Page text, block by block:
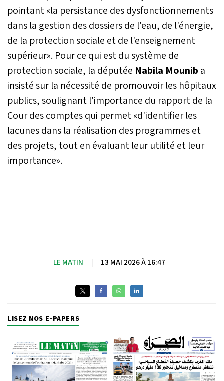
pointant «la persistance des dysfonctionnements
dans la gestion des dossiers de l'eau, de l'énergie,
de la protection sociale et de l'enseignement
supérieur». Pour ce qui est du système de
protection sociale, la députée Nabila Mounib a
insisté sur la nécessité de promouvoir les hôpitaux
publics, soulignant l'importance du rapport de la
Cour des comptes qui permet «d'identifier les
lacunes dans la réalisation des programmes et
des projets, tout en évaluant leur utilité et leur
importance».
LE MATIN 13 MAI 2026 À 16:47
LISEZ NOS E-PAPERS